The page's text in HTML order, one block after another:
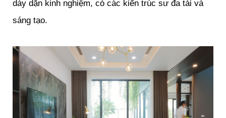
dày dặn kinh nghiệm, có các kiến trúc sư đa tài và
sáng tạo.